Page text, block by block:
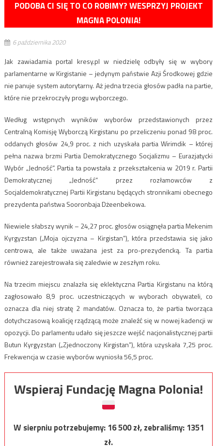
PODOBA CI SIĘ TO CO ROBIMY? WESPRZYJ PROJEKT
MAGNA POLONIA!
6 października 2020
Jak zawiadamia portal kresy.pl w niedzielę odbyły się w wybory
parlamentarne w Kirgistanie – jedynym państwie Azji Środkowej gdzie
nie panuje system autorytarny. Aż jedna trzecia głosów padła na partie,
które nie przekroczyły progu wyborczego.
Według wstępnych wyników wyborów przedstawionych przez
Centralną Komisję Wyborczą Kirgistanu po przeliczeniu ponad 98 proc.
oddanych głosów 24,9 proc. z nich uzyskała partia Wirimdik – której
pełna nazwa brzmi Partia Demokratycznego Socjalizmu – Eurazjatycki
Wybór „Jedność”. Partia ta powstała z przekształcenia w 2019 r. Partii
Demokratycznej „Jedność” przez rozłamowców z
Socjaldemokratycznej Partii Kirgistanu będących stronnikami obecnego
prezydenta państwa Sooronbaja Dżeenbekowa.
Niewiele słabszy wynik – 24,27 proc. głosów osiągnęła partia Mekenim
Kyrgyzstan („Moja ojczyzna – Kirgistan”), która przedstawia się jako
centrowa, ale także uważana jest za pro-prezydencką. Ta partia
również zarejestrowała się zaledwie w zeszłym roku.
Na trzecim miejscu znalazła się eklektyczna Partia Kirgistanu na którą
zagłosowało 8,9 proc. uczestniczących w wyborach obywateli, co
oznacza dla niej stratę 2 mandatów. Oznacza to, że partia tworząca
dotychczasową koalicję rządzącą może znaleźć się w nowej kadencji w
opozycji. Do parlamentu udało się jeszcze wejść nacjonalistycznej partii
Butun Kyrgyzstan („Zjednoczony Kirgistan”), która uzyskała 7,25 proc.
Frekwencja w czasie wyborów wyniosła 56,5 proc.
Wspieraj Fundację Magna Polonia!
W sierpniu potrzebujemy:16 500zł, zebraliśmy:1351
zł.